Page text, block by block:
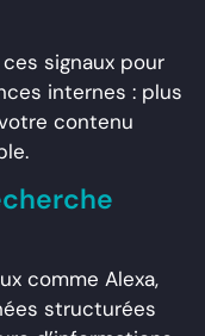
signaux pour
internes : plus
contenu
comme Alexa,
structurées